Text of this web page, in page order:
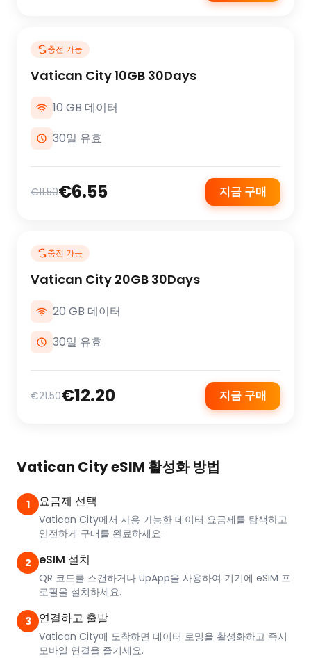
충전 가능
Vatican City 10GB 30Days
10 GB 데이터
30일 유효
€11.50€6.55 지금 구매
충전 가능
Vatican City 20GB 30Days
20 GB 데이터
30일 유효
€21.50€12.20 지금 구매
Vatican City eSIM 활성화 방법
1 요금제 선택
Vatican City에서 사용 가능한 데이터 요금제를 탐색하고
안전하게 구매를 완료하세요.
2 eSIM 설치
QR 코드를 스캔하거나 UpApp을 사용하여 기기에 eSIM 프
로필을 설치하세요.
3 연결하고 출발
Vatican City에 도착하면 데이터 로밍을 활성화하고 즉시
모바일 연결을 즐기세요.